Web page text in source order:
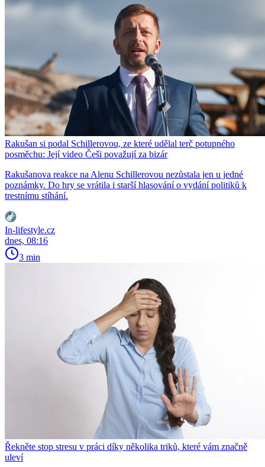
Rakušan si podal Schillerovou, ze které udělal terč potupného
posměchu: Její video Češi považují za bizár
Rakušanova reakce na Alenu Schillerovou nezůstala jen u jedné
poznámky. Do hry se vrátila i starší hlasování o vydání politiků k
trestnímu stíhání.
In-lifestyle.cz
dnes, 08:16
3 min
Řekněte stop stresu v práci díky několika triků, které vám značně
uleví